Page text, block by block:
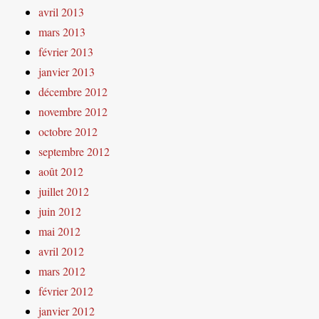
avril 2013
mars 2013
février 2013
janvier 2013
décembre 2012
novembre 2012
octobre 2012
septembre 2012
août 2012
juillet 2012
juin 2012
mai 2012
avril 2012
mars 2012
février 2012
janvier 2012